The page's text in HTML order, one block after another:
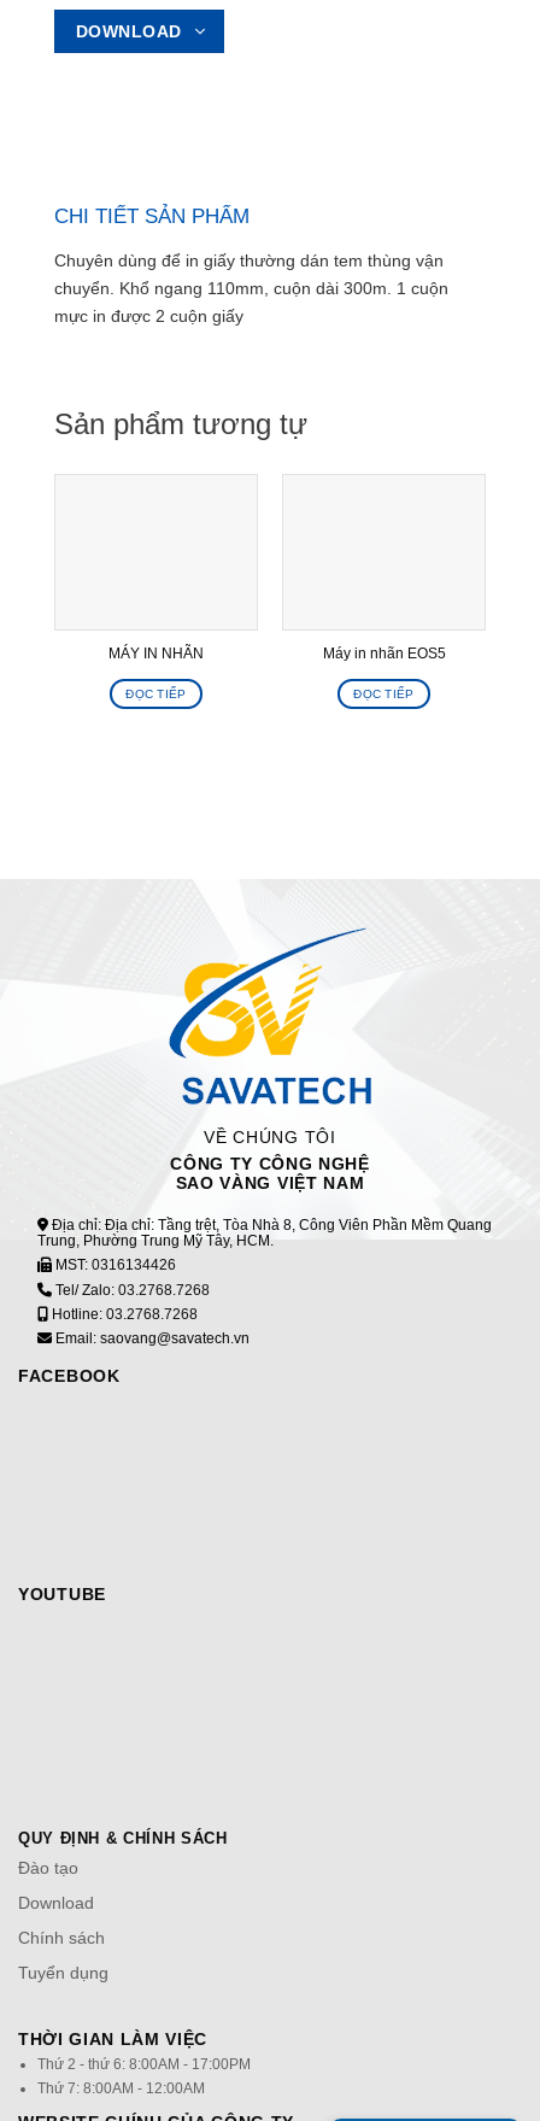
DOWNLOAD
CHI TIẾT SẢN PHẨM
Chuyên dùng để in giấy thường dán tem thùng vận
chuyển. Khổ ngang 110mm, cuộn dài 300m. 1 cuộn
mực in được 2 cuộn giấy
Sản phẩm tương tự
MÁY IN NHÃN
ĐỌC TIẾP
Máy in nhãn EOS5
ĐỌC TIẾP
VỀ CHÚNG TÔI
CÔNG TY CÔNG NGHỆ
SAO VÀNG VIỆT NAM
Địa chỉ: Địa chỉ: Tầng trệt, Tòa Nhà 8, Công Viên Phần Mềm Quang
Trung, Phường Trung Mỹ Tây, HCM.
MST: 0316134426
Tel/ Zalo: 03.2768.7268
Hotline: 03.2768.7268
Email: saovang@savatech.vn
FACEBOOK
YOUTUBE
QUY ĐỊNH & CHÍNH SÁCH
Đào tạo
Download
Chính sách
Tuyển dụng
THỜI GIAN LÀM VIỆC
Thứ 2 - thứ 6: 8:00AM - 17:00PM
Thứ 7: 8:00AM - 12:00AM